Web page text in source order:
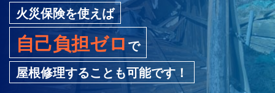
火災保険を使えば
自己負担ゼロで
屋根修理することも可能です！